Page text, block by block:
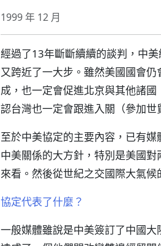
1999 年 12 月
經過了13年斷斷續續的談判，中
又跨近了一大步。雖然美國國會
成，也一定會促進北京與其他諸
認台灣也一定會跟進入關（參加
至於中美協定的主要內容，已有
中美關係的大方針，特別是美國
來看。然後從世紀之交國際大氣候
協定代表了什麼？
一般媒體雖說是中美簽訂了中國